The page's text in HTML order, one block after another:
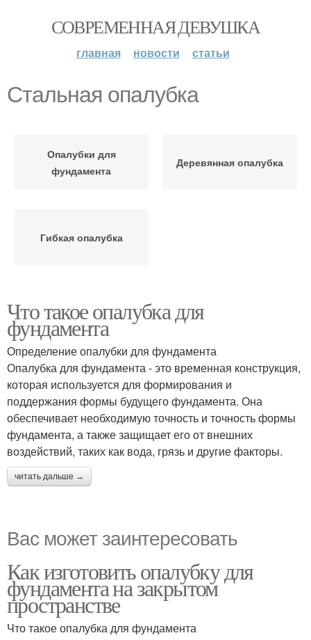
СОВРЕМЕННАЯ ДЕВУШКА
главная новости статьи
Стальная опалубка
Опалубки для
фундамента
Деревянная опалубка
Гибкая опалубка
Что такое опалубка для
фундамента
Определение опалубки для фундамента
Опалубка для фундамента - это временная конструкция,
которая используется для формирования и
поддержания формы будущего фундамента. Она
обеспечивает необходимую точность и точность формы
фундамента, а также защищает его от внешних
воздействий, таких как вода, грязь и другие факторы.
читать дальше →
Вас может заинтересовать
Как изготовить опалубку для
фундамента на закрытом
пространстве
Что такое опалубка для фундамента